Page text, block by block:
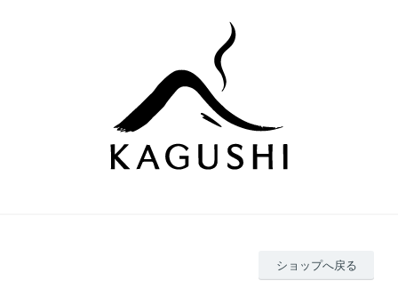
ショップへ戻る